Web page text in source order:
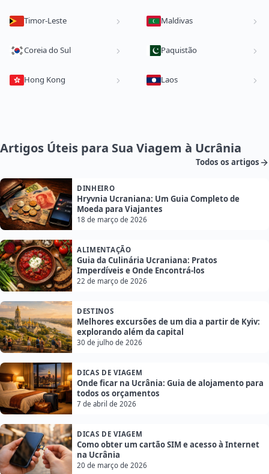
Timor-Leste Maldivas
Coreia do Sul Paquistão
Hong Kong Laos
Artigos Úteis para Sua Viagem à Ucrânia
Todos os artigos
DINHEIRO
Hryvnia Ucraniana: Um Guia Completo de
Moeda para Viajantes
18 de março de 2026
ALIMENTAÇÃO
Guia da Culinária Ucraniana: Pratos
Imperdíveis e Onde Encontrá-los
22 de março de 2026
DESTINOS
Melhores excursões de um dia a partir de Kyiv:
explorando além da capital
30 de julho de 2026
DICAS DE VIAGEM
Onde ficar na Ucrânia: Guia de alojamento para
todos os orçamentos
7 de abril de 2026
DICAS DE VIAGEM
Como obter um cartão SIM e acesso à Internet
na Ucrânia
20 de março de 2026